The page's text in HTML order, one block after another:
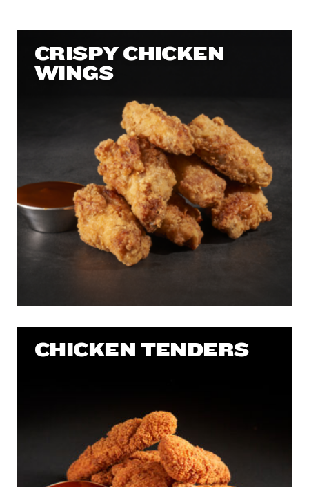
CRISPY CHICKEN
WINGS
CHICKEN TENDERS